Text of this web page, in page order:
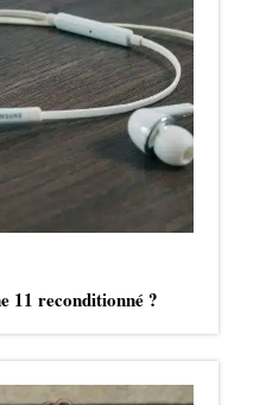
11 reconditionné ?